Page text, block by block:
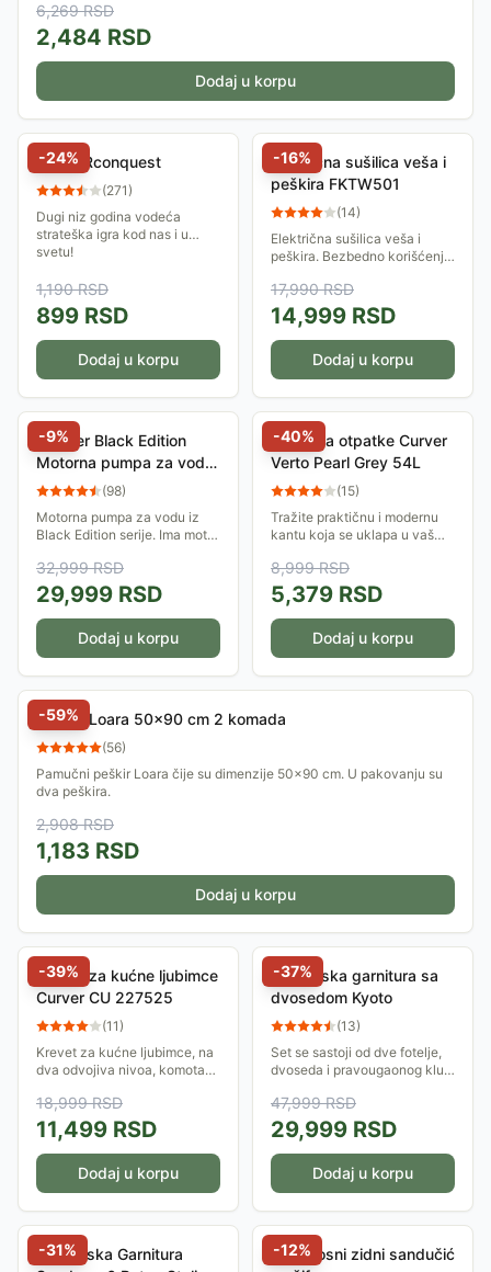
6,269RSD
2,484 RSD
Dodaj u korpu
-24%
Riziko Rconquest
(271)
Dugi niz godina vodeća
strateška igra kod nas i u
svetu!
1,190RSD
899 RSD
Dodaj u korpu
-16%
Električna sušilica veša i
peškira FKTW501
(14)
Električna sušilica veša i
peškira. Bezbedno korišćenje,
pregrevanja. Termostat.
Tajmer. Snaga ove sušilice je
500W.
17,990RSD
14,999 RSD
Dodaj u korpu
-9%
Villager Black Edition
Motorna pumpa za vodu
WP 36 P 041407
(98)
Motorna pumpa za vodu iz
Black Edition serije. Ima motor
6KS. Može da izvlači vodu sa
dubine od 8m, odnosno da je
izbacuje...
32,999RSD
29,999 RSD
Dodaj u korpu
-40%
Kanta za otpatke Curver
Verto Pearl Grey 54L
(15)
Tražite praktičnu i modernu
kantu koja se uklapa u vaš
kanta za omogućava
efikasno razdvajanje otpada –
savršeno za...
8,999RSD
5,379 RSD
Dodaj u korpu
-59%
Peškiri Loara 50x90 cm 2 komada
(56)
Pamučni peškir Loara čije su dimenzije 50x90 cm. U pakovanju su
dva peškira.
2,908RSD
1,183 RSD
Dodaj u korpu
-39%
Kućica za kućne ljubimce
Curver CU 227525
(11)
Krevet za kućne ljubimce, na
dva odvojiva nivoa, komotan,
mačke i male pse.
18,999RSD
11,499 RSD
Dodaj u korpu
-37%
Baštenska garnitura sa
dvosedom Kyoto
(13)
Set se sastoji od dve fotelje,
dvoseda i pravougaonog klub
metala. Ploča stola debljine 5
mm izrađena je od kaljenog...
47,999RSD
29,999 RSD
Dodaj u korpu
-31%
Baštenska Garnitura
-12%
Sigurnosni zidni sandučić